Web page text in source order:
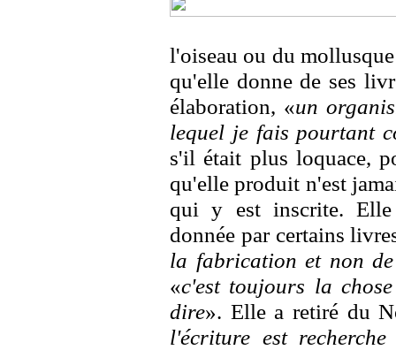
l'oiseau ou du
qu'elle donne de ses
élaboration, «un
lequel je fais pourtant
s'il était plus loquace,
qu'elle produit n'est
qui y est inscrite.
donnée par certains
la fabrication et non
«c'est toujours la
dire». Elle a retiré du
l'écriture est